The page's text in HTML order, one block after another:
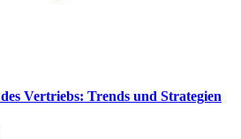
Vertriebs: Trends und Strategien